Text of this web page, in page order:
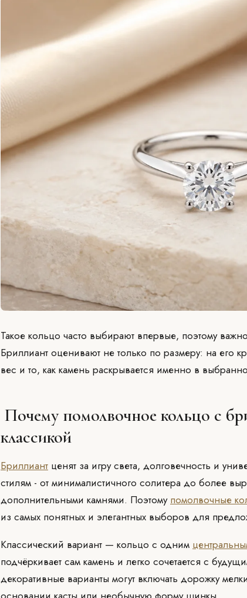
Такое кольцо часто выбирают впервые, поэтому
Бриллиант оценивают не только по размеру: на его
вес и то, как камень раскрывается именно в
Почему помолвочное кольцо с
классикой
Бриллиант ценят за игру света, долговечность и
стилям - от минималистичного солитера до более
дополнительными камнями. Поэтому помолвочные
из самых понятных и элегантных выборов для
Классический вариант — кольцо с одним
подчёркивает сам камень и легко сочетается с
декоративные варианты могут включать дорожку